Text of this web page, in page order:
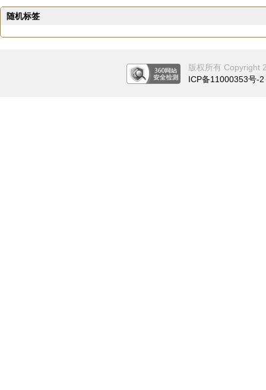
随机标签
版权所有 Copyright
ICP备11000353号-2